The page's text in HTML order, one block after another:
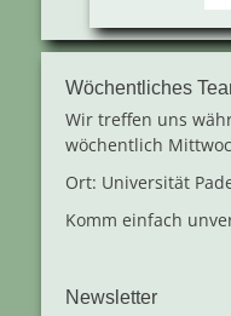
Wöchentliches
Wir treffen uns
wöchentlich
Ort: Universität
Komm einfach
Newsletter